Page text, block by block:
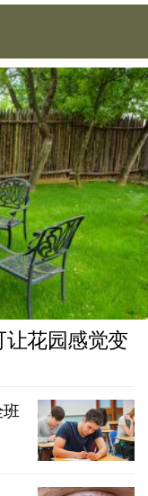
让花园感觉变
班